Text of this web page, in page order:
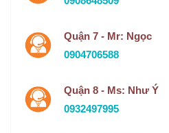
Quận 7 - Mr: Ngọc
0904706588
Quận 8 - Ms: Như Ý
0932497995